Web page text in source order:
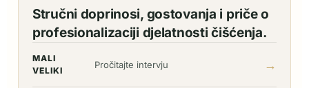
Stručni doprinosi, gostovanja i priče o
profesionalizaciji djelatnosti čišćenja.
MALI
VELIKI
Pročitajte intervju →